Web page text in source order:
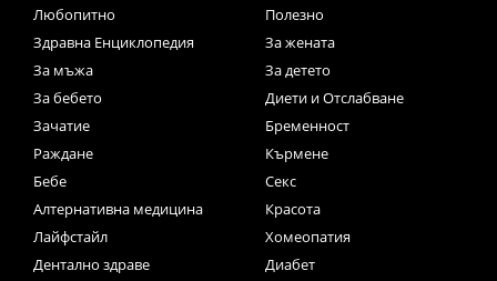
Любопитно
Полезно
Здравна Енциклопедия
За жената
За мъжа
За детето
За бебето
Диети и Отслабване
Зачатие
Бременност
Раждане
Кърмене
Бебе
Секс
Алтернативна медицина
Красота
Лайфстайл
Хомеопатия
Дентално здраве
Диабет